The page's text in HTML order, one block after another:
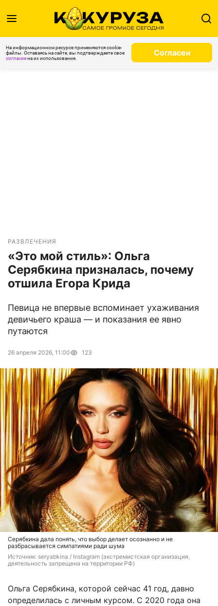
На информационном ресурсе применяются cookie-
файлы. Оставаясь на сайте, вы подтверждаете свое
согласиена их использование.
Согласен
РАЗВЛЕЧЕНИЯ
«Это мой стиль»: Ольга
Серябкина призналась, почему
отшила Егора Крида
Певица не впервые вспоминает ухаживания
девичьего краша — и показания ее явно
путаются
26 апреля 2026, 11:00 123
Серябкина дала понять, что выбор делает осознанно и не
разбрасывается симпатиями ради шума
Источник: seryabkina / Instagram (экстремистская организация,
деятельность запрещена на территории РФ)
Ольга Серябкина, которой сейчас 41 год, давно
определилась с личным курсом. С 2020 года она